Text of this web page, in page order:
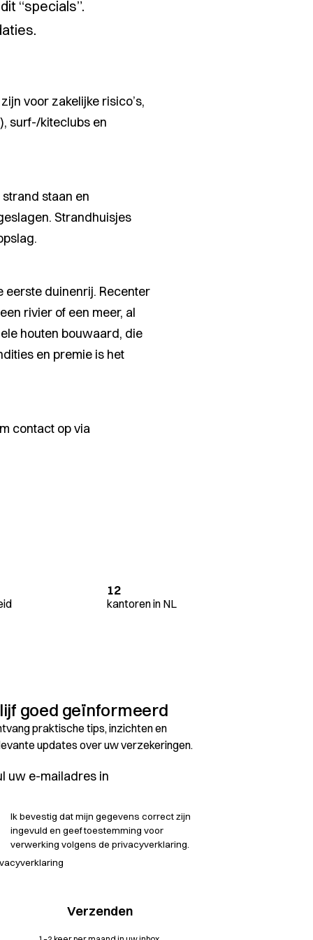
“specials”.
voor zakelijke risico’s,
surf-/kiteclubs en
staan en
Strandhuisjes
eerste duinenrij. Recenter
rivier of een meer, al
houten bouwaard, die
en premie is het
contact op via
12
kantoren in NL
goed geïnformeerd
praktische tips, inzichten en
updates over uw verzekeringen.
Ik bevestig dat mijn gegevens correct zijn
ingevuld en geef toestemming voor
verwerking volgens de privacyverklaring.